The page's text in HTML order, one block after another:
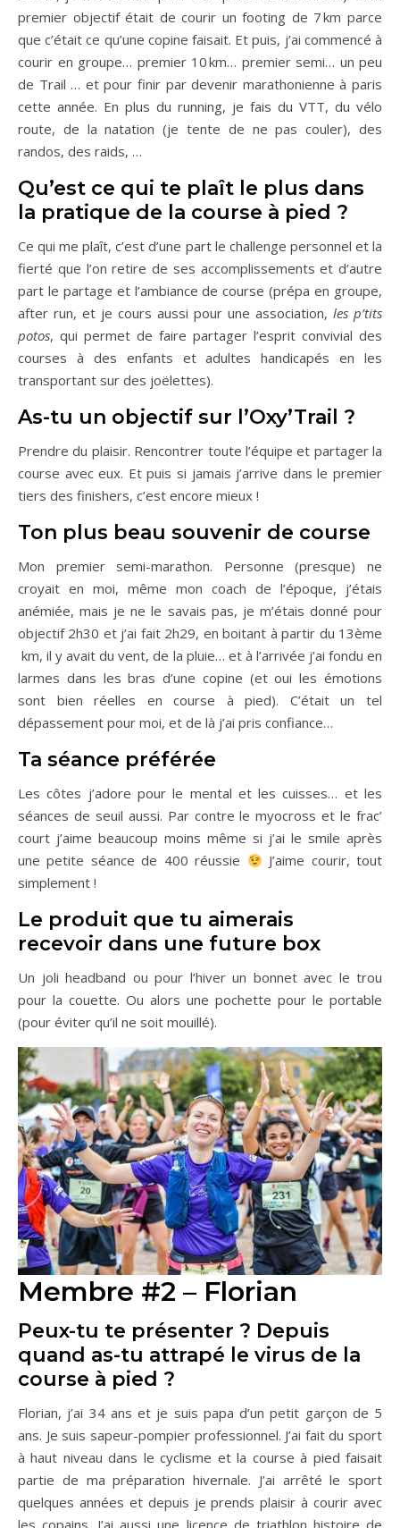
premier objectif était de courir un footing de 7 km parce
que c’était ce qu’une copine faisait. Et puis, j’ai commencé à
courir en groupe… premier 10 km… premier semi… un peu
de Trail … et pour finir par devenir marathonienne à paris
cette année. En plus du running, je fais du VTT, du vélo
route, de la natation (je tente de ne pas couler), des
randos, des raids, …
Qu’est ce qui te plaît le plus dans
la pratique de la course à pied ?
Ce qui me plaît, c’est d’une part le challenge personnel et la
fierté que l’on retire de ses accomplissements et d’autre
part le partage et l’ambiance de course (prépa en groupe,
after run, et je cours aussi pour une association, les p’tits
potos, qui permet de faire partager l’esprit convivial des
courses à des enfants et adultes handicapés en les
transportant sur des joëlettes).
As-tu un objectif sur l’Oxy’Trail ?
Prendre du plaisir. Rencontrer toute l’équipe et partager la
course avec eux. Et puis si jamais j’arrive dans le premier
tiers des finishers, c’est encore mieux !
Ton plus beau souvenir de course
Mon premier semi-marathon. Personne (presque) ne
croyait en moi, même mon coach de l’époque, j’étais
anémiée, mais je ne le savais pas, je m’étais donné pour
objectif 2h30 et j’ai fait 2h29, en boitant à partir du 13ème
km, il y avait du vent, de la pluie… et à l’arrivée j’ai fondu en
larmes dans les bras d’une copine (et oui les émotions
sont bien réelles en course à pied). C’était un tel
dépassement pour moi, et de là j’ai pris confiance…
Ta séance préférée
Les côtes j’adore pour le mental et les cuisses… et les
séances de seuil aussi. Par contre le myocross et le frac’
court j’aime beaucoup moins même si j’ai le smile après
une petite séance de 400 réussie
J’aime courir, tout
simplement !
Le produit que tu aimerais
recevoir dans une future box
Un joli headband ou pour l’hiver un bonnet avec le trou
pour la couette. Ou alors une pochette pour le portable
(pour éviter qu’il ne soit mouillé).
Membre #2 – Florian
Peux-tu te présenter ? Depuis
quand as-tu attrapé le virus de la
course à pied ?
Florian, j’ai 34 ans et je suis papa d’un petit garçon de 5
ans. Je suis sapeur-pompier professionnel. J’ai fait du sport
à haut niveau dans le cyclisme et la course à pied faisait
partie de ma préparation hivernale. J’ai arrêté le sport
quelques années et depuis je prends plaisir à courir avec
les copains. J’ai aussi une licence de triathlon histoire de